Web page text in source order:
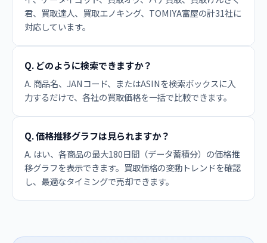
君、買取達人、買取エノキング、TOMIYA富屋の計31社に
対応しています。
Q. どのように検索できますか？
A. 商品名、JANコード、またはASINを検索ボックスに入
力するだけで、各社の買取価格を一括で比較できます。
Q. 価格推移グラフは見られますか？
A. はい、各商品の最大180日間（データ蓄積分）の価格推
移グラフを表示できます。買取価格の変動トレンドを確認
し、最適なタイミングで売却できます。